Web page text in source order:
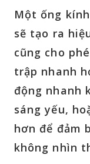
Một ống
sẽ tạo ra
cũng cho
trập nhanh
động nhanh
sáng yếu,
hơn để đảm
không nhìn